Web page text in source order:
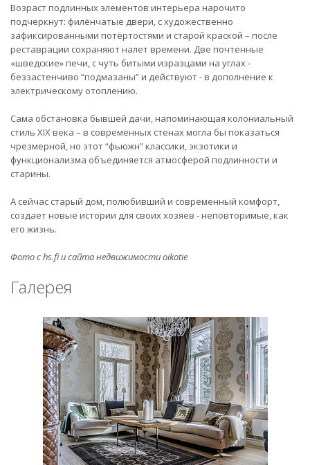
Возраст подлинных элементов интерьера нарочито
подчеркнут: филёнчатые двери, с художественно
зафиксированными потёртостями и старой краской – после
реставрации сохраняют налет времени. Две почтенные
«шведские» печи, с чуть битыми изразцами на углах -
беззастенчиво “подмазаны” и действуют - в дополнение к
электрическому отоплению.
Сама обстановка бывшей дачи, напоминающая колониальный
стиль XIX века – в современных стенах могла бы показаться
чрезмерной, но этот “фьюжн” классики, экзотики и
функционализма объединяется атмосферой подлинности и
старины.
А сейчас старый дом, полюбивший и современный комфорт,
создает новые истории для своих хозяев - неповторимые, как
его жизнь.
Фото с hs.fi и сайта недвижимости oikotie
Галерея